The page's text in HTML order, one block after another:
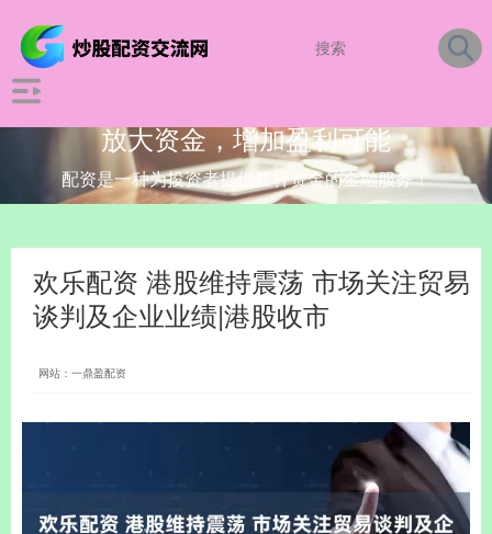
放大资金，增加盈利可能
配资是一种为投资者提供杠杆资金的金融服务！
欢乐配资 港股维持震荡 市场关注贸易
谈判及企业业绩|港股收市
网站：一鼎盈配资